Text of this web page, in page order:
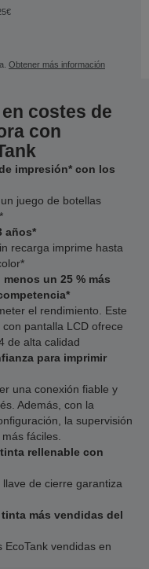
Obtener más información
costes de
con
impresión* con los
juego de botellas
años*
recarga imprime hasta
un 25 % más
el rendimiento. Este
pantalla LCD ofrece
de alta calidad
para imprimir
una conexión fiable y
Además, con la
la supervisión
fáciles.
rellenable con
de cierre garantiza
más vendidas del
vendidas en